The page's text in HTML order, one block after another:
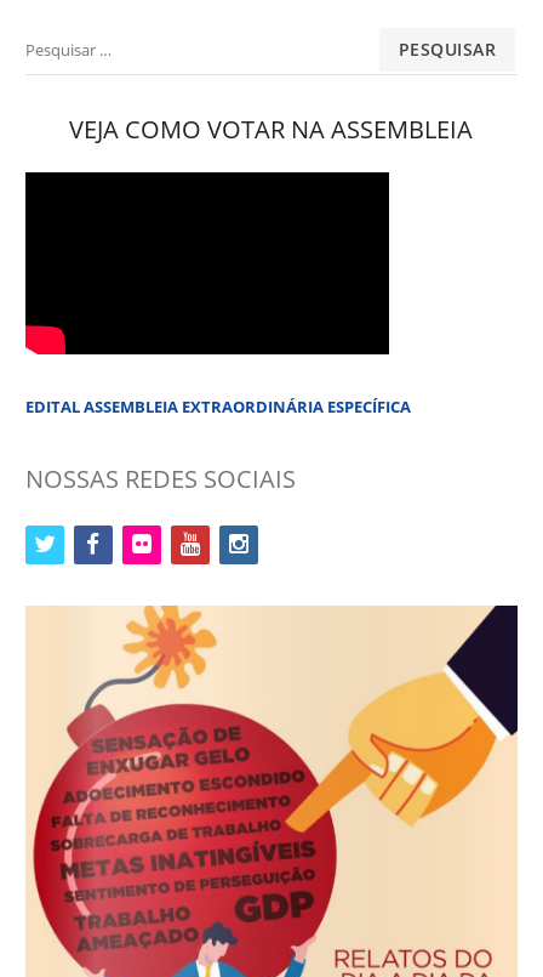
Pesquisar
VEJA COMO VOTAR NA ASSEMBLEIA
EDITAL ASSEMBLEIA EXTRAORDINÁRIA ESPECÍFICA
NOSSAS REDES SOCIAIS
twitter facebookflickr youtubeinstagram